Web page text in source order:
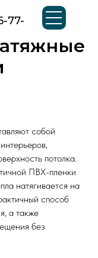
77-
собой
потолка.
ПВХ-пленки
натягивается на
способ
а также
без